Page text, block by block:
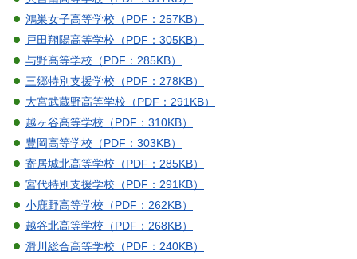
鴻巣女子高等学校（PDF：257KB）
戸田翔陽高等学校（PDF：305KB）
与野高等学校（PDF：285KB）
三郷特別支援学校（PDF：278KB）
大宮武蔵野高等学校（PDF：291KB）
越ヶ谷高等学校（PDF：310KB）
豊岡高等学校（PDF：303KB）
寄居城北高等学校（PDF：285KB）
宮代特別支援学校（PDF：291KB）
小鹿野高等学校（PDF：262KB）
越谷北高等学校（PDF：268KB）
滑川総合高等学校（PDF：240KB）